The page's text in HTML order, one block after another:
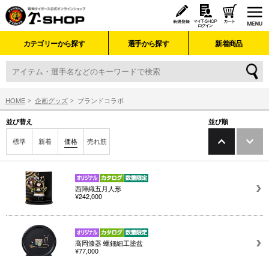
カテゴリーから探す 選手から探す 新着商品
HOME 企画グッズ ブランドコラボ
並び替え
標準 新着 価格 売れ筋
並び順
西陣織五月人形
¥242,000
高岡漆器 螺鈿細工塗盆
¥77,000